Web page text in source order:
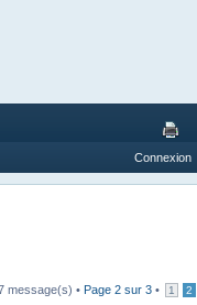
Connexion
message(s) • Page 2 sur 3 • 1 2